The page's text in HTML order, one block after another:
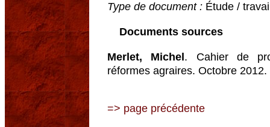
Type de document : Étude /
Documents sources
Merlet, Michel . Cahier de
réformes agraires. Octobre
=> page précédente